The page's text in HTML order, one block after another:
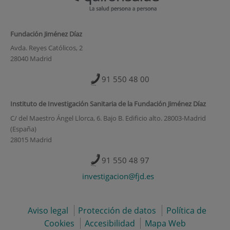
Fundación Jiménez Díaz
Avda. Reyes Católicos, 2
28040 Madrid
91 550 48 00
Instituto de Investigación Sanitaria de la Fundación Jiménez Díaz
C/ del Maestro Ángel Llorca, 6. Bajo B. Edificio alto. 28003-Madrid
(España)
28015 Madrid
91 550 48 97
investigacion@fjd.es
Aviso legal Protección de datos
Política de
Cookies
Accesibilidad Mapa Web